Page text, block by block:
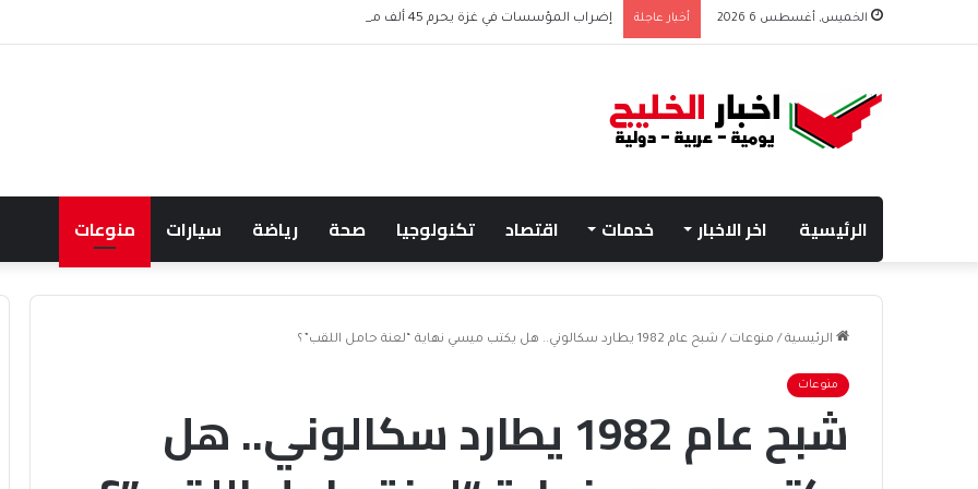
الخميس, أغسطس 6 2026 أخبار عاجلة إضراب المؤسسات في غزة يحرم 45 ألف موظف من الرواتب
الرئيسية اخر الاخبار خدمات اقتصاد تكنولوجيا صحة رياضة سيارات منوعات
الرئيسية / منوعات / شبح عام 1982 يطارد سكالوني.. هل يكتب ميسي نهاية “لعنة حامل اللقب”؟
منوعات
شبح عام 1982 يطارد سكالوني.. هل